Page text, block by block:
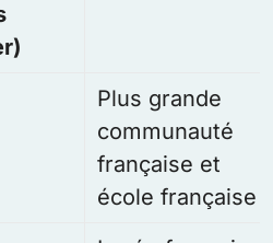
Plus grande
communauté
française et
école française